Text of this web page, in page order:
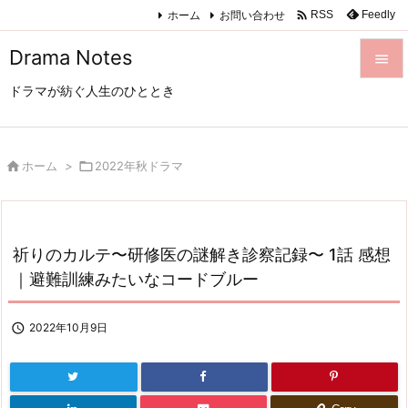
Drama Notes
ドラマが紡ぐ人生のひととき

次へ
検索
ホーム お問い合わせ  RSS Feedly
 ホーム > 2022年秋ドラマ
祈りのカルテ〜研修医の謎解き診察記録〜 1話 感想
｜避難訓練みたいなコードブルー
 2022年10月9日